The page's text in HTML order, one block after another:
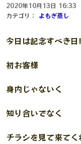
2020年10月13日 16:33
カテゴリ：
よもぎ蒸し
今日は記念すべき
初お客様
身内じゃないく
知り合いでなく
チラシを見て来てく